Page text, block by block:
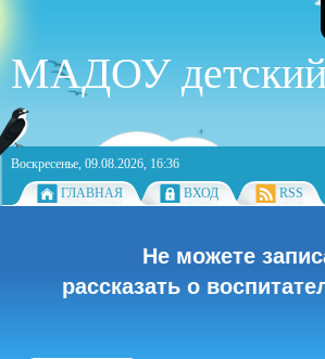
МАДОУ детский
Воскресенье, 09.08.2026, 16:36
ГЛАВНАЯ
ВХОД RSS
Не можете
рассказать о